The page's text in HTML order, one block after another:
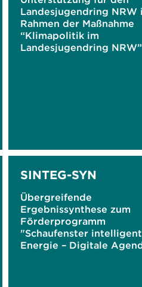
Landesjugendring NRW
Rahmen der Maßnahme
“Klimapolitik im
Landesjugendring NRW”
SINTEG-SYN
Übergreifende
Ergebnissynthese zum
Förderprogramm
"Schaufenster
Energie – Digitale